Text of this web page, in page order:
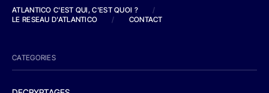
ATLANTICO C'EST QUI, C'EST QUOI ?
/
LE RESEAU D'ATLANTICO
/ CONTACT
CATEGORIES